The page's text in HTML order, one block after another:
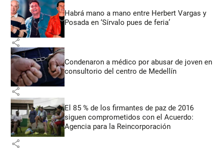
Habrá mano a mano entre Herbert Vargas y
Posada en ‘Sírvalo pues de feria’
share
Condenaron a médico por abusar de joven en
consultorio del centro de Medellín
share
El 85 % de los firmantes de paz de 2016
siguen comprometidos con el Acuerdo:
Agencia para la Reincorporación
share